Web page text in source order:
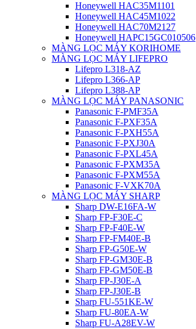
Honeywell HAC35M1101
Honeywell HAC45M1022
Honeywell HAC70M2127
Honeywell HAPC15GC010506
MÀNG LỌC MÁY KORIHOME
MÀNG LỌC MÁY LIFEPRO
Lifepro L318-AZ
Lifepro L366-AP
Lifepro L388-AP
MÀNG LỌC MÁY PANASONIC
Panasonic F-PMF35A
Panasonic F-PXF35A
Panasonic F-PXH55A
Panasonic F-PXJ30A
Panasonic F-PXL45A
Panasonic F-PXM35A
Panasonic F-PXM55A
Panasonic F-VXK70A
MÀNG LỌC MÁY SHARP
Sharp DW-E16FA-W
Sharp FP-F30E-C
Sharp FP-F40E-W
Sharp FP-FM40E-B
Sharp FP-G50E-W
Sharp FP-GM30E-B
Sharp FP-GM50E-B
Sharp FP-J30E-A
Sharp FP-J30E-B
Sharp FU-551KE-W
Sharp FU-80EA-W
Sharp FU-A28EV-W